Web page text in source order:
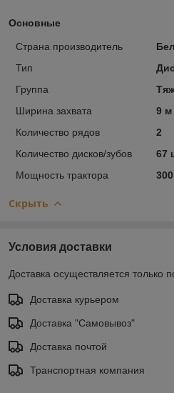
Основные
Страна производитель
Тип
Группа
Ширина захвата
9 м
Количество рядов
2
Количество дисков/зубов
67
Мощность трактора
Скрыть
Условия доставки
Доставка осуществляется только
Доставка курьером
Доставка "Самовывоз"
Доставка почтой
Транспортная компания